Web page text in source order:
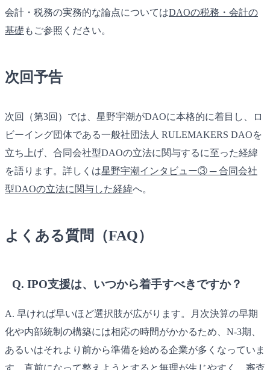
会計・税務の実務的な論点についてはDAOの税務・会計の
基礎 もご参照ください。
次回予告
次回（第3回）では、星野宇潮がDAOに本格的に着目し、ロ
ビーイング団体である一般社団法人 RULEMAKERS DAOを
立ち上げ、合同会社型DAOの立法に関与するに至った経緯
を語ります。詳しくは星野宇潮インタビュー③ ─ 合同会社
型DAOの立法に関与した経緯へ。
よくある質問（FAQ）
Q. IPO支援は、いつから着手すべきですか？
A. 早ければ早いほど選択肢が広がります。月次決算の早期
化や内部統制の構築には相応の時間がかかるため、N-3期、
あるいはそれより前から準備を始める企業が多くなっていま
す。直前になって整えようとすると無理が生じやすく、審査